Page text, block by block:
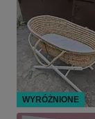
WYRÓŻNIONE